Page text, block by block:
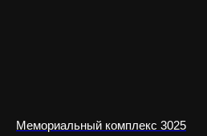
Мемориальный комплекс 3025